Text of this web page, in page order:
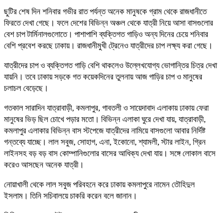
ছুটির শেষ দিন শনিবার গভীর রাত পর্যন্ত অনেক মানুষকে গ্রাম থেকে রাজধানীতে
ফিরতে দেখা গেছে। ফলে দেশের বিভিন্ন অঞ্চল থেকে যাত্রী নিয়ে আসা বাসগুলোর
বেশ চাপ টার্মিনালগুলোতে। পাশাপাশি ব্যক্তিগত গাড়িও অন্য দিনের চেয়ে শনিবার
বেশি প্রবেশ করছে ঢাকায়। রাজধানীমুখী ট্রেনেও যাত্রীদের চাপ লক্ষ্য করা গেছে।
যাত্রীদের চাপ ও ব্যক্তিগত গাড়ি বেশি থাকলেও উল্লেখযোগ্য ভোগান্তির চিত্র দেখা
যায়নি। তবে ঢাকায় সড়কে গত কয়েকদিনের তুলনায় আজ গাড়ির চাপ ও মানুষের
চলাচল বেড়েছে।
গতকাল সারাদিন যাত্রাবাড়ী, কমলাপুর, গাবতলী ও সায়েদাবাদ এলাকায় ঢাকায় ফেরা
মানুষের ভিড় ছিল চোখে পড়ার মতো। বিভিন্ন এলাকা ঘুরে দেখা যায়, যাত্রাবাড়ী,
কমলাপুর এলাকার বিভিন্ন বাস স্টপেজে যাত্রীদের নামিয়ে বাসগুলো আবার নির্দিষ্ট
গন্তব্যে যাচ্ছে। লাল সবুজ, সোহাগ, এনা, ইকোনো, শ্যামলী, স্টার লাইন, গ্রিন
লাইনসহ বড় বড় বাস কোম্পানিগুলোর বাসের আধিক্য দেখা যায়। সঙ্গে লোকাল বাসে
করেও আসছেন অনেক যাত্রী।
নোয়াখালী থেকে লাল সবুজ পরিবহনে করে ঢাকায় কমলাপুরে নামেন তৌহিদুল
ইসলাম। তিনি সচিবালয়ে চাকরি করেন বলে জানান।